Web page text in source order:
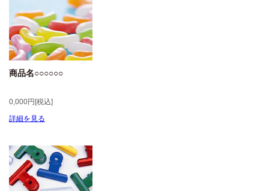
商品名○○○○○○
0,000円[税込]
詳細を見る